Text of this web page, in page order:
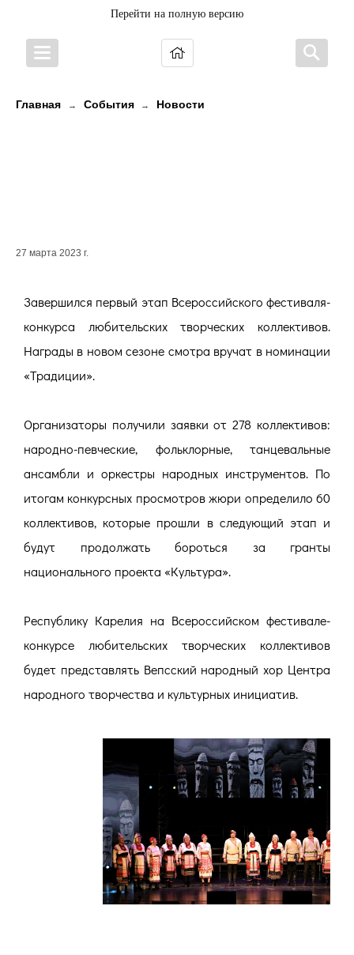
Перейти на полную версию
Главная → События → Новости
27 марта 2023 г.
Завершился первый этап Всероссийского фестиваля-
конкурса любительских творческих коллективов.
Награды в новом сезоне смотра вручат в номинации
«Традиции».
Организаторы получили заявки от 278 коллективов:
народно-певческие, фольклорные, танцевальные
ансамбли и оркестры народных инструментов. По
итогам конкурсных просмотров жюри определило 60
коллективов, которые прошли в следующий этап и
будут продолжать бороться за гранты
национального проекта «Культура».
Республику Карелия на Всероссийском фестивале-
конкурсе любительских творческих коллективов
будет представлять Вепсский народный хор Центра
народного творчества и культурных инициатив.